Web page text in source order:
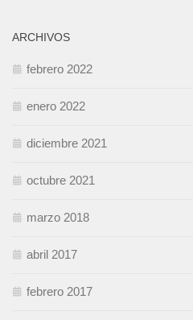
ARCHIVOS
febrero 2022
enero 2022
diciembre 2021
octubre 2021
marzo 2018
abril 2017
febrero 2017